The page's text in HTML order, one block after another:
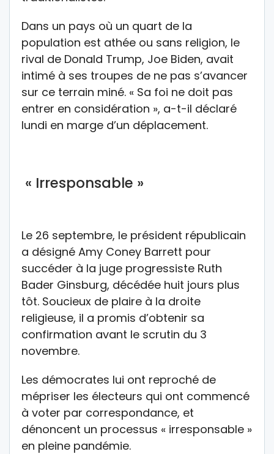
Dans un pays où un quart de la
population est athée ou sans religion, le
rival de Donald Trump, Joe Biden, avait
intimé à ses troupes de ne pas s’avancer
sur ce terrain miné. « Sa foi ne doit pas
entrer en considération », a-t-il déclaré
lundi en marge d’un déplacement.
« Irresponsable »
Le 26 septembre, le président républicain
a désigné Amy Coney Barrett pour
succéder à la juge progressiste Ruth
Bader Ginsburg, décédée huit jours plus
tôt. Soucieux de plaire à la droite
religieuse, il a promis d’obtenir sa
confirmation avant le scrutin du 3
novembre.
Les démocrates lui ont reproché de
mépriser les électeurs qui ont commencé
à voter par correspondance, et
dénoncent un processus « irresponsable »
en pleine pandémie.